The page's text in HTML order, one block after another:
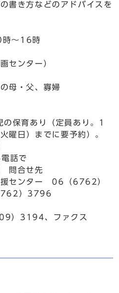
書き方などのアドバイスを
時～16時
センター）
母・父、寡婦
保育あり（定員あり。1
日）までに要予約）。
話で
問合せ先
援センター 06（6762）
）3796
）3194、ファクス